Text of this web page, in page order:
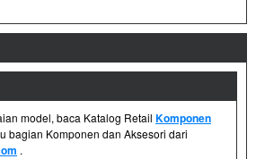
model, baca Katalog Retail Komponen
bagian Komponen dan Aksesori dari
.